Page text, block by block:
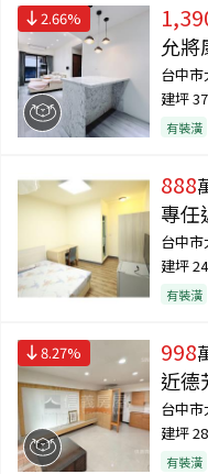
2.66%
允將
台中
建坪
有裝潢
888
專任
台中
建坪
有裝潢
8.27% 998
近德
台中
建坪
有裝潢